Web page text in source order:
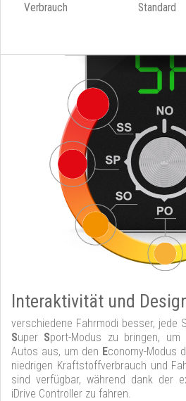
Verbrauch Standard
Interaktivität und
verschiedene Fahrmodi besser, jede
Super Sport-Modus zu bringen,
Autos aus, um den Economy-Modus
niedrigen Kraftstoffverbrauch und
sind verfügbar, während dank der
iDrive Controller zu fahren.